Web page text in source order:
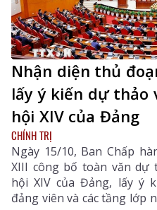
Nhận diện thủ
lấy ý kiến dự
hội XIV của Đảng
CHÍNH TRỊ
Ngày 15/10, Ban Chấp
XIII công bố toàn văn dự
hội XIV của Đảng, lấy ý
đảng viên và các tầng lớp